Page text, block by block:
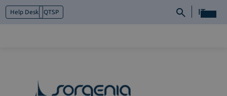
Help Desk QTSP IT
Cosa facciamo